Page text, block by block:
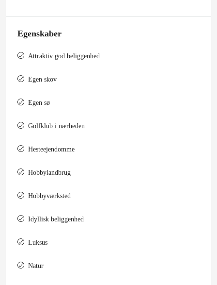
Egenskaber
Attraktiv god beliggenhed
Egen skov
Egen sø
Golfklub i nærheden
Hesteejendomme
Hobbylandbrug
Hobbyværksted
Idyllisk beliggenhed
Luksus
Natur